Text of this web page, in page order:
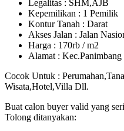
Legalitas : SHM,AJB
Kepemilikan : 1 Pemilik
Kontur Tanah : Darat
Akses Jalan : Jalan
Harga : 170rb / m2
Alamat :
Cocok Untuk :
Wisata,Hotel,Villa Dll.
Buat calon buyer valid yang
Tolong ditanyakan: